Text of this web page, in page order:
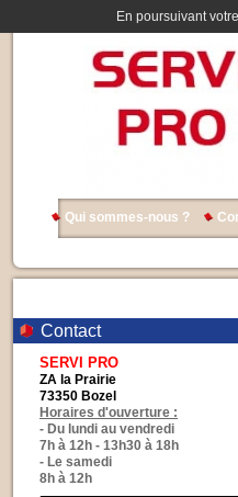
En poursuivant
Qui sommes-nous ?
Contact
SERVI PRO
ZA la Prairie
73350 Bozel
Horaires d'ouverture :
- Du lundi au vendredi
7h à 12h - 13h30 à 18h
- Le samedi
8h à 12h